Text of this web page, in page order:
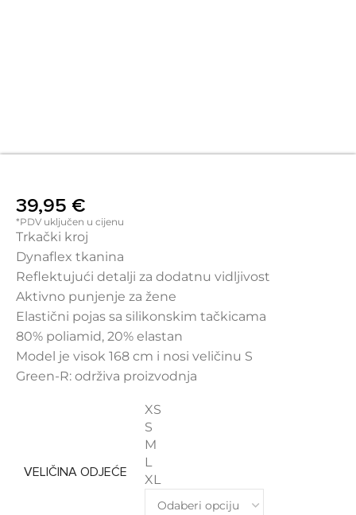
39,95 €
*PDV uključen u cijenu
Trkački kroj
Dynaflex tkanina
Reflektujući detalji za dodatnu vidljivost
Aktivno punjenje za žene
Elastični pojas sa silikonskim tačkicama
80% poliamid, 20% elastan
Model je visok 168 cm i nosi veličinu S
Green-R: održiva proizvodnja
VELIČINA ODJEĆE
XS
S
M
L
XL